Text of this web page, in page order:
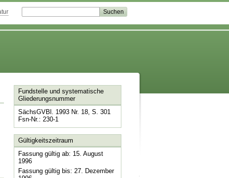
Fundstelle und systematische
Gliederungsnummer
SächsGVBl. 1993 Nr. 18, S. 301
Fsn-Nr.: 230-1
Gültigkeitszeitraum
Fassung gültig ab: 15. August
1996
Fassung gültig bis: 27. Dezember